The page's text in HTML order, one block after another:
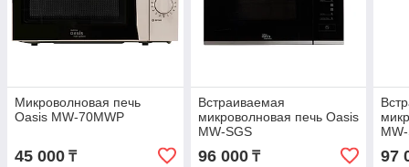
Микроволновая печь
Oasis MW-70MWP
45 000 ₸
Встраиваемая
микроволновая печь Oasis
MW-SGS
96 000₸ 97